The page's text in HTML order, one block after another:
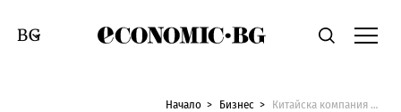
Economic.bgТърсене
Смяна на език
Начало Бизнес Китайска компания с интерес към жп линията Русе-Варна